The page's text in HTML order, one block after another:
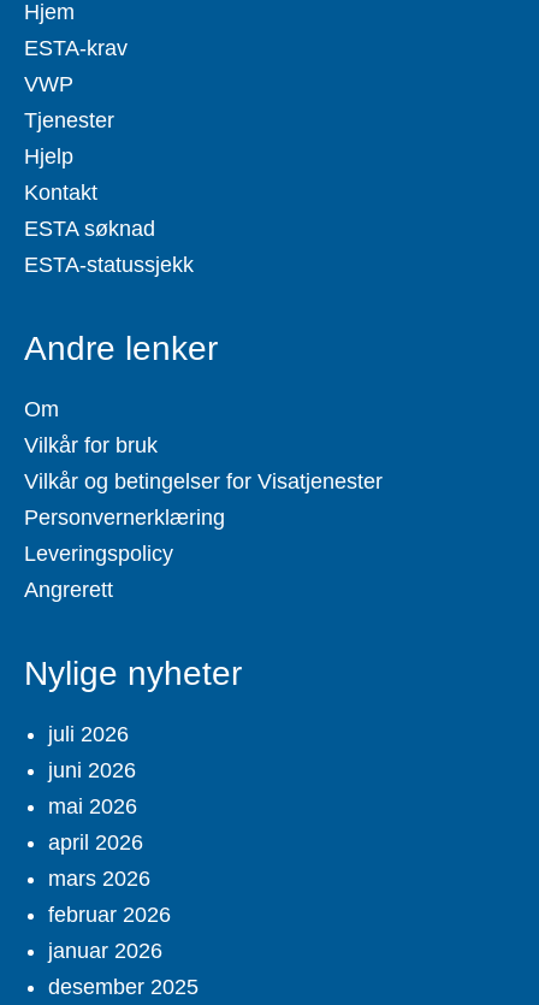
Hjem
ESTA-krav
VWP
Tjenester
Hjelp
Kontakt
ESTA søknad
ESTA-statussjekk
Andre lenker
Om
Vilkår for bruk
Vilkår og betingelser for Visatjenester
Personvernerklæring
Leveringspolicy
Angrerett
Nylige nyheter
juli 2026
juni 2026
mai 2026
april 2026
mars 2026
februar 2026
januar 2026
desember 2025